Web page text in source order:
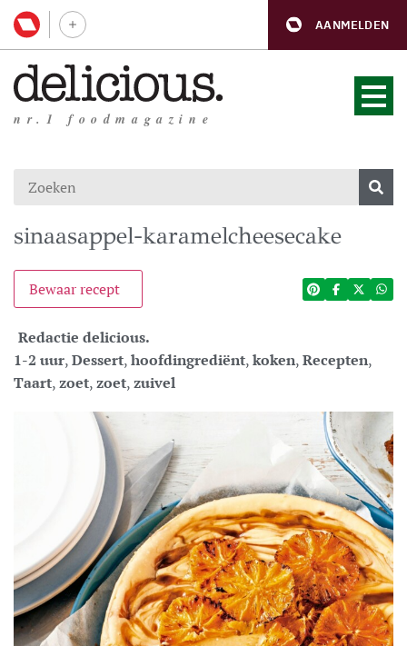
AANMELDEN
nr.1 foodmagazine
sinaasappel-karamelcheesecake
Bewaar recept
Redactie delicious.
1-2 uur,Dessert,hoofdingrediënt,koken,Recepten,
Taart,zoet,zoet,zuivel